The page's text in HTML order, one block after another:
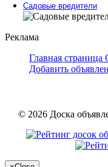
Садовые вредители
Реклама
Главная страница
Добавить
© 2026 Доска